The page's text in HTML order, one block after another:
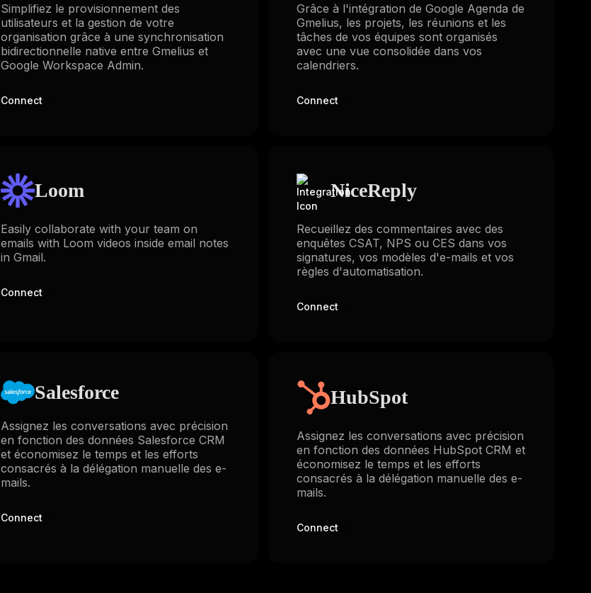
Simplifiez le provisionnement des
utilisateurs et la gestion de votre
organisation grâce à une synchronisation
bidirectionnelle native entre Gmelius et
Google Workspace Admin.
Connect
Grâce à l'intégration de Google Agenda de
Gmelius, les projets, les réunions et les
tâches de vos équipes sont organisés
avec une vue consolidée dans vos
calendriers.
Connect
Loom
Easily collaborate with your team on
emails with Loom videos inside email notes
in Gmail.
Connect
NiceReply
Recueillez des commentaires avec des
enquêtes CSAT, NPS ou CES dans vos
signatures, vos modèles d'e-mails et vos
règles d'automatisation.
Connect
Salesforce
Assignez les conversations avec précision
en fonction des données Salesforce CRM
et économisez le temps et les efforts
consacrés à la délégation manuelle des e-
mails.
Connect
HubSpot
Assignez les conversations avec précision
en fonction des données HubSpot CRM et
économisez le temps et les efforts
consacrés à la délégation manuelle des e-
mails.
Connect